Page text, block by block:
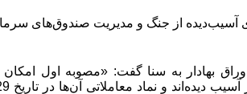
حمایت از شرکت‌های آسیب‌دیده از جنگ و مدیریت صندوق‌های
بهادار به سنا گفت: «مصوبه اول